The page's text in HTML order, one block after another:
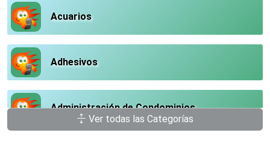
Acuarios
Adhesivos
Administración de Condominios
Ver todas las Categorías